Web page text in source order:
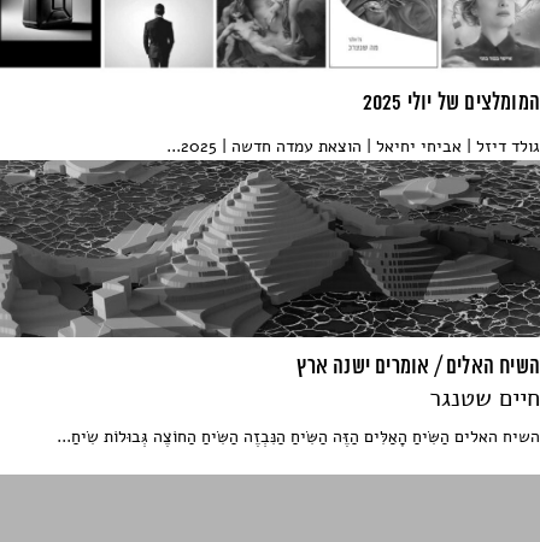
המומלצים של יולי 2025
גולד דיזל | אביחי יחיאל | הוצאת עמדה חדשה | 2025...
השיח האלים / אומרים ישנה ארץ
חיים שטנגר
השיח האלים הַשִּׂיחַ הָאַלִּים הַזֶּה הַשִּׂיחַ הַנִּבְזֶה הַשִּׂיחַ הַחוֹצֶה גְּבוּלוֹת שִׂיחַ...